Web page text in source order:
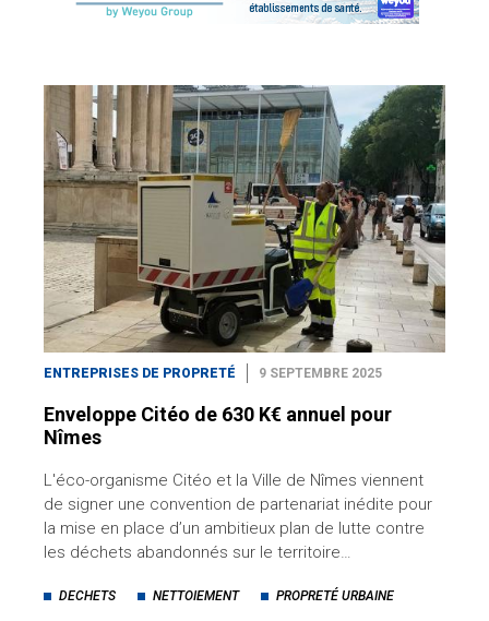
ENTREPRISES DE PROPRETÉ 9 SEPTEMBRE 2025
Enveloppe Citéo de 630 K€ annuel pour
Nîmes
L'éco-organisme Citéo et la Ville de Nîmes viennent
de signer une convention de partenariat inédite pour
la mise en place d’un ambitieux plan de lutte contre
les déchets abandonnés sur le territoire…
DECHETS NETTOIEMENT PROPRETÉ URBAINE